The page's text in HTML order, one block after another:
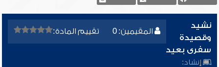
المقيمين: 0 تقييم المادة:
نشيد
وقصيدة
سفرى بعيد
إنشاد: